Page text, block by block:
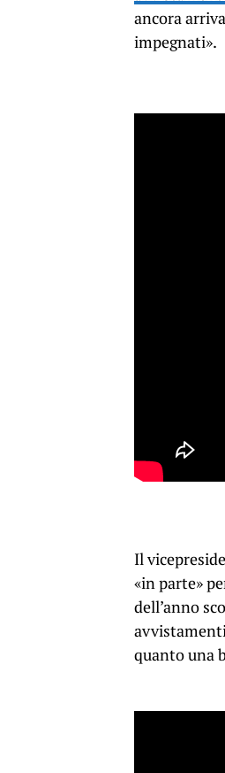
ancora
impegnati».
Il
«in parte»
dell’anno
quanto una